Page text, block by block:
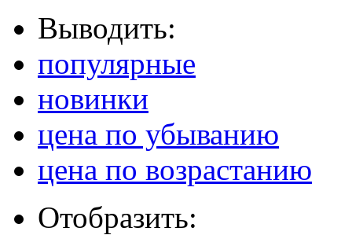
Выводить:
популярные
новинки
цена по убыванию
цена по возрастанию
Отобразить: